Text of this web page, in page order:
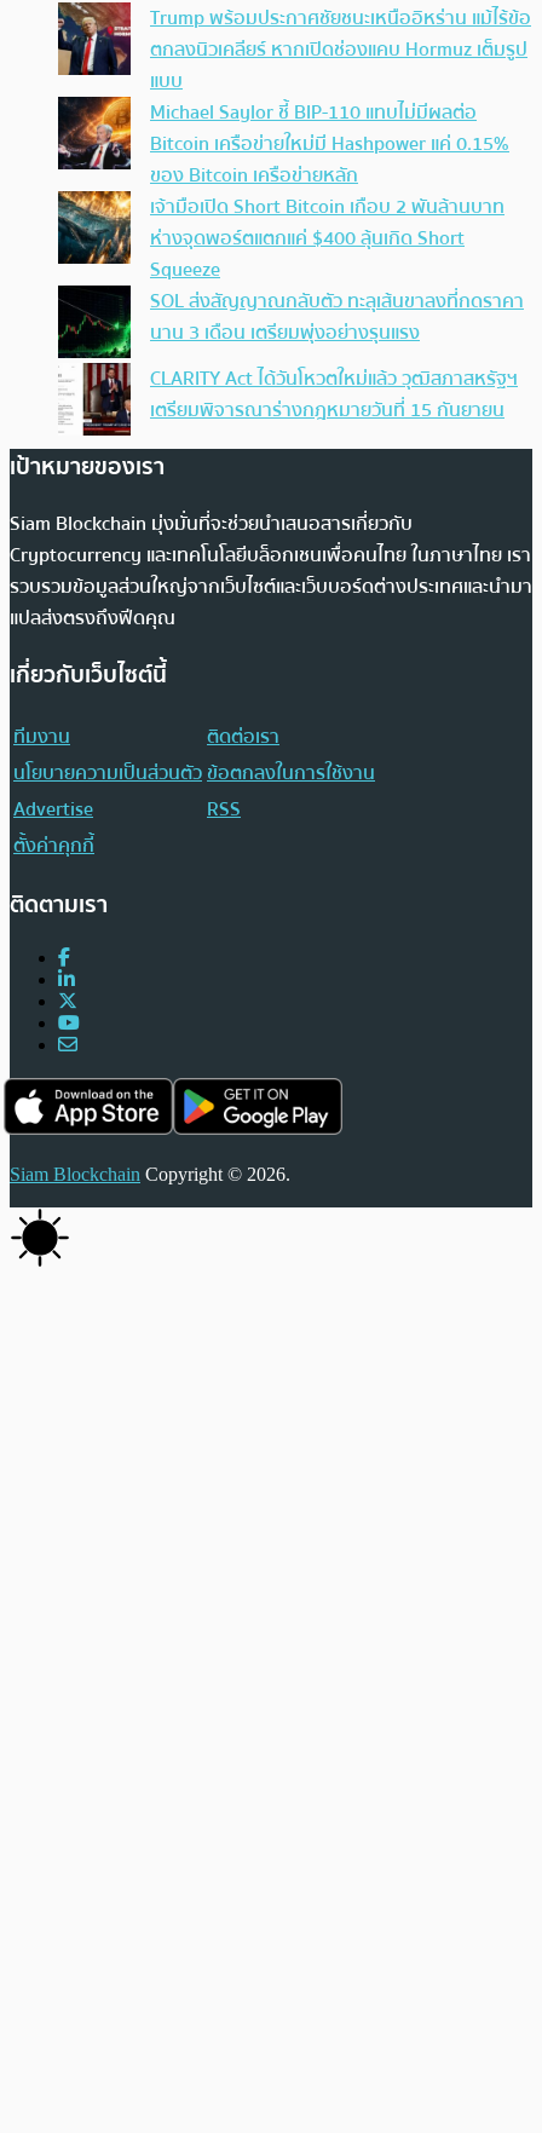
Trump พร้อมประกาศชัยชนะเหนืออิหร่าน แม้ไร้ข้อ
ตกลงนิวเคลียร์ หากเปิดช่องแคบ Hormuz เต็มรูป
แบบ
Michael Saylor ชี้ BIP-110 แทบไม่มีผลต่อ
Bitcoin เครือข่ายใหม่มี Hashpower แค่ 0.15%
ของ Bitcoin เครือข่ายหลัก
เจ้ามือเปิด Short Bitcoin เกือบ 2 พันล้านบาท
ห่างจุดพอร์ตแตกแค่ $400 ลุ้นเกิด Short
Squeeze
SOL ส่งสัญญาณกลับตัว ทะลุเส้นขาลงที่กดราคา
นาน 3 เดือน เตรียมพุ่งอย่างรุนแรง
CLARITY Act ได้วันโหวตใหม่แล้ว วุฒิสภาสหรัฐฯ
เตรียมพิจารณาร่างกฎหมายวันที่ 15 กันยายน
เป้าหมายของเรา
Siam Blockchain มุ่งมั่นที่จะช่วยนำเสนอสารเกี่ยวกับ
Cryptocurrency และเทคโนโลยีบล็อกเชนเพื่อคนไทย ในภาษาไทย เรา
รวบรวมข้อมูลส่วนใหญ่จากเว็บไซต์และเว็บบอร์ดต่างประเทศและนำมา
แปลส่งตรงถึงฟีดคุณ
เกี่ยวกับเว็บไซต์นี้
ทีมงาน
ติดต่อเรา
นโยบายความเป็นส่วนตัวข้อตกลงในการใช้งาน
Advertise
RSS
ตั้งค่าคุกกี้
ติดตามเรา
Siam Blockchain Copyright © 2026.